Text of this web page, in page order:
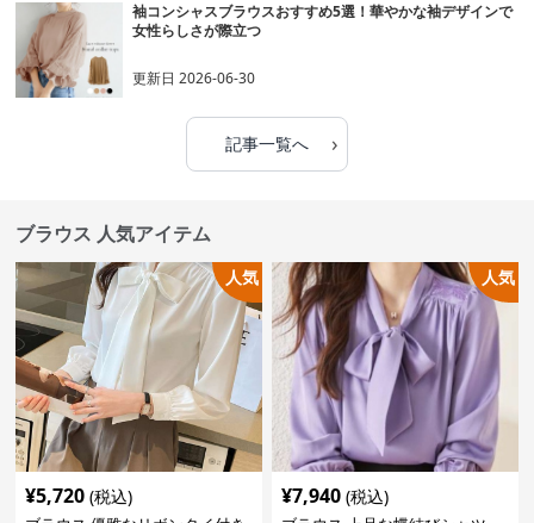
袖コンシャスブラウスおすすめ5選！華やかな袖デザインで
女性らしさが際立つ
更新日2026-06-30
記事一覧へ ›
ブラウス 人気アイテム
人気
¥5,720 (税込)
人気
¥7,940 (税込)